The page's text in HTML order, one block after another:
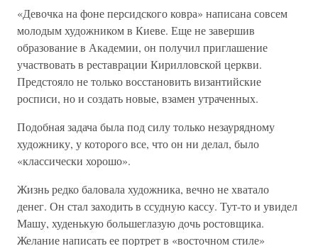
«Девочка на фоне персидского ковра» написана совсем
молодым художником в Киеве. Еще не завершив
образование в Академии, он получил приглашение
участвовать в реставрации Кирилловской церкви.
Предстояло не только восстановить византийские
росписи, но и создать новые, взамен утраченных.
Подобная задача была под силу только незаурядному
художнику, у которого все, что он ни делал, было
«классически хорошо».
Жизнь редко баловала художника, вечно не хватало
денег. Он стал заходить в ссудную кассу. Тут-то и увидел
Машу, худенькую большеглазую дочь ростовщика.
Желание написать ее портрет в «восточном стиле»